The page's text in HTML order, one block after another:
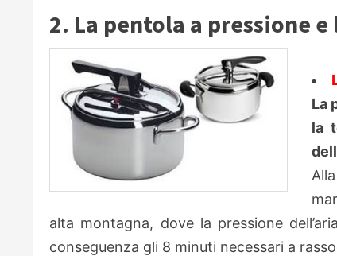
2. La pentola a pressione
La
la
alta montagna, dove la pressione
conseguenza gli 8 minuti necessari a